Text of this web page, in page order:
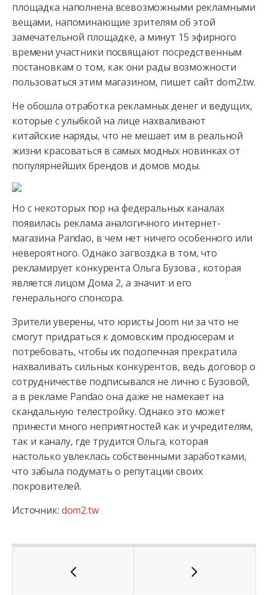
площадка наполнена всевозможными рекламными
вещами, напоминающие зрителям об этой
замечательной площадке, а минут 15 эфирного
времени участники посвящают посредственным
постановкам о том, как они рады возможности
пользоваться этим магазином, пишет сайт dom2.tw.
Не обошла отработка рекламных денег и ведущих,
которые с улыбкой на лице нахваливают
китайские наряды, что не мешает им в реальной
жизни красоваться в самых модных новинках от
популярнейших брендов и домов моды.
Но с некоторых пор на федеральных каналах
появилась реклама аналогичного интернет-
магазина Pandao, в чем нет ничего особенного или
невероятного. Однако загвоздка в том, что
рекламирует конкурента Ольга Бузова , которая
является лицом Дома 2, а значит и его
генерального спонсора.
Зрители уверены, что юристы Joom ни за что не
смогут придраться к домовским продюсерам и
потребовать, чтобы их подопечная прекратила
нахваливать сильных конкурентов, ведь договор о
сотрудничестве подписывался не лично с Бузовой,
а в рекламе Pandao она даже не намекает на
скандальную телестройку. Однако это может
принести много неприятностей как и учредителям,
так и каналу, где трудится Ольга, которая
настолько увлеклась собственными заработками,
что забыла подумать о репутации своих
покровителей.
Источник: dom2.tw